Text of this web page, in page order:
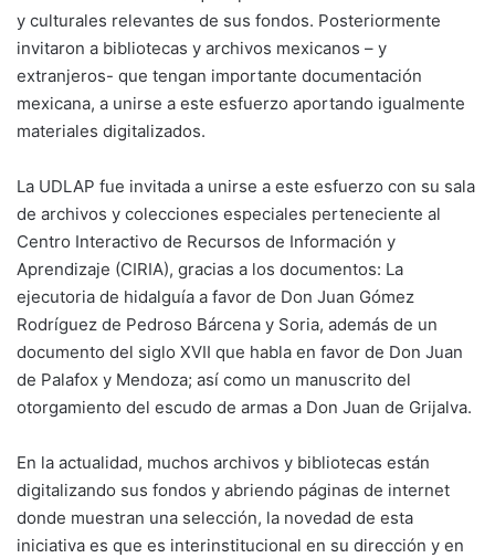
y culturales relevantes de sus fondos. Posteriormente
invitaron a bibliotecas y archivos mexicanos – y
extranjeros- que tengan importante documentación
mexicana, a unirse a este esfuerzo aportando igualmente
materiales digitalizados.
La UDLAP fue invitada a unirse a este esfuerzo con su sala
de archivos y colecciones especiales perteneciente al
Centro Interactivo de Recursos de Información y
Aprendizaje (CIRIA), gracias a los documentos: La
ejecutoria de hidalguía a favor de Don Juan Gómez
Rodríguez de Pedroso Bárcena y Soria, además de un
documento del siglo XVII que habla en favor de Don Juan
de Palafox y Mendoza; así como un manuscrito del
otorgamiento del escudo de armas a Don Juan de Grijalva.
En la actualidad, muchos archivos y bibliotecas están
digitalizando sus fondos y abriendo páginas de internet
donde muestran una selección, la novedad de esta
iniciativa es que es interinstitucional en su dirección y en